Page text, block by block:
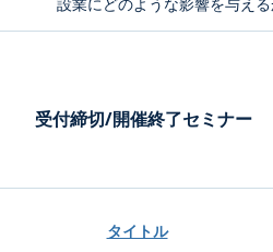
受付締切/開催終了セミナー
タイトル